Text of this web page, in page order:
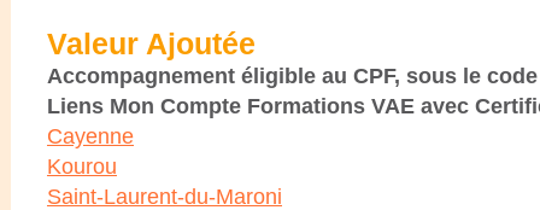
Valeur Ajoutée
Accompagnement éligible au CPF, sous le code
Liens Mon Compte Formations VAE avec
Cayenne
Kourou
Saint-Laurent-du-Maroni